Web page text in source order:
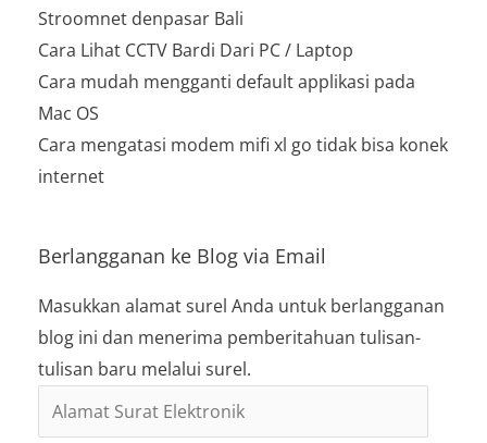
Stroomnet denpasar Bali
Cara Lihat CCTV Bardi Dari PC / Laptop
Cara mudah mengganti default applikasi pada
Mac OS
Cara mengatasi modem mifi xl go tidak bisa konek
internet
Berlangganan ke Blog via Email
Masukkan alamat surel Anda untuk berlangganan
blog ini dan menerima pemberitahuan tulisan-
tulisan baru melalui surel.
Alamat
Surat